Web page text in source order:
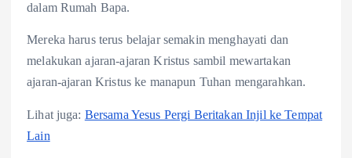
dalam Rumah Bapa.
Mereka harus terus belajar semakin menghayati dan
melakukan ajaran-ajaran Kristus sambil mewartakan
ajaran-ajaran Kristus ke manapun Tuhan mengarahkan.
Lihat juga: Bersama Yesus Pergi Beritakan Injil ke Tempat
Lain